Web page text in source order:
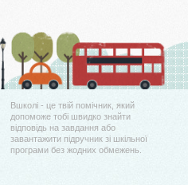
Вшколі - це твій помічник, який
допоможе тобі швидко знайти
відповідь на завдання або
завантажити підручник зі шкільної
програми без жодних обмежень.